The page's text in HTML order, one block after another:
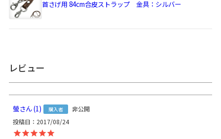
サイズ詳細
＜本体＞
内寸：高さ8.5cm、幅11cm
※商品サイズの表記はおおよその値となります。
使用可能なベ
ルト
・手提げ用 24cmレザー角ヒモ（茶色巻き）- NK/AG
・
首さげ用 84cm合皮ストラップ 金具：シルバー
レビュー
螢 1 購入者
非公開
投稿日
2017/08/24